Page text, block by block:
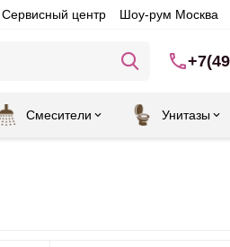
Сервисный центр Шоу-рум Москва
Смесители Унитазы